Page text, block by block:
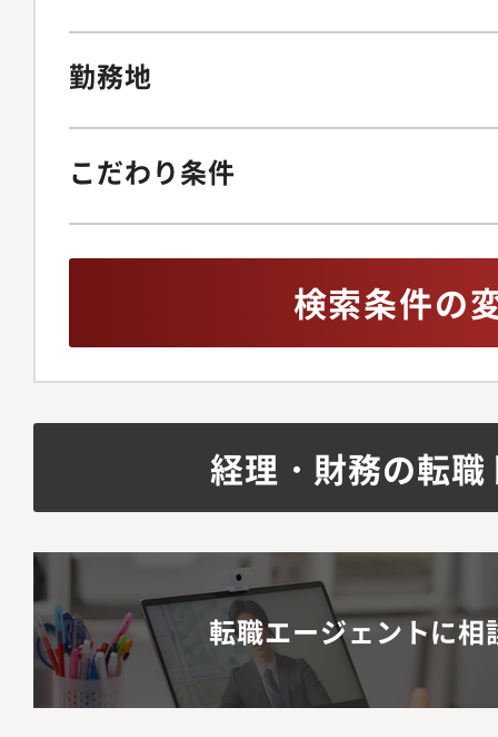
勤務地
こだわり条件
検索条件の
経理・財務の転
転職エージェントに相